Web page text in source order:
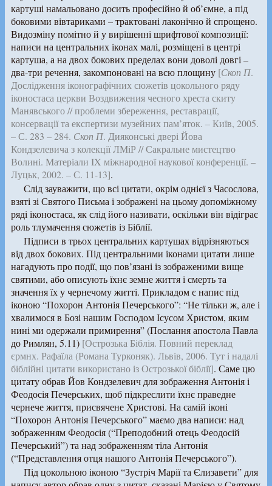
картуші намальовано досить професійно й об’ємне, а під
боковими вівтариками – трактовані лаконічно й спрощено.
Видозміну помітно й у вирішенні шрифтової композиції:
написи на центральних іконах малі, розміщені в центрі
картуша, а на двох бокових пределах вони доволі довгі –
два-три речення, закомпоновані на всю площину [Скоп П.
Дослідження іконографічних сюжетів цокольного ряду
іконостаса церкви Воздвижения чесного хреста скиту
Манявського // проблеми збереження, реставрації,
консервації та експертизи музейних пам’яток. – Київ, 2005.
– С. 283 – 284. Скоп П. Дияконські двері Йова
Кондзелевича з колекції ЛМіР // Сакральне мистецтво
Волині. Матеріали IX міжнародної наукової конференції. –
Луцьк, 2002. – С. 11-13].
Слід зауважити, що всі цитати, окрім однієї з Часослова,
взяті зі Святого Письма і зображені на цьому допоміжному
ряді іконостаса, як слід його називати, оскільки він відіграє
роль тлумачення сюжетів із Біблії.
Підписи в трьох центральних картушах відрізняються
від двох бокових. Під центральними іконами цитати лише
нагадують про події, що пов’язані із зображеними вище
святими, або описують їхнє земне життя і смерть та
значення їх у чернечому житті. Прикладом є напис під
іконою “Похорон Антонія Печерського”: “Не тільки ж, але і
хвалимося в Бозі нашим Господом Ісусом Христом, яким
нині ми одержали примирення” (Послання апостола Павла
до Римлян, 5.11) [Острозька Біблія. Повний переклад
єрмнх. Рафаїла (Романа Турконяк). Львів, 2006. Тут і надалі
біблійні цитати використано із Острозької біблії]. Саме цю
цитату обрав Йов Кондзелевич для зображення Антонія і
Феодосія Печерських, щоб підкреслити їхнє праведне
чернече життя, присвячене Христові. На самій іконі
“Похорон Антонія Печерського” маємо два написи: над
зображенням Феодосія (“Преподобний отець Феодосій
Печерський”) та над зображенням тіла Антонія
(“Представлення отця нашого Антонія Печерського”).
Під цокольною іконою “Зустріч Марії та Єлизавети” для